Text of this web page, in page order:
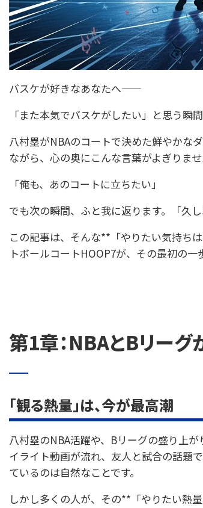
バスケが好きなあなたへ——
「また本気でバスケがしたい」と思う瞬
八村塁がNBAのコートで決めた鮮やかな
ながら、心の奥にこんな言葉がよぎりませ
「俺も、あのコートに立ちたい」
でも次の瞬間、ふと我に返ります。「久
この記事は、そんな**「やりたい気持ち
トボールコートHOOP7が、その最初の一
第1章：NBAとBリーグ
「観る熱量」は、今が最高潮
八村塁のNBA活躍や、Bリーグの盛り上
イライト動画が流れ、友人と試合の話題
ているのは自然なことです。
しかし多くの人が、その**「やりたい熱